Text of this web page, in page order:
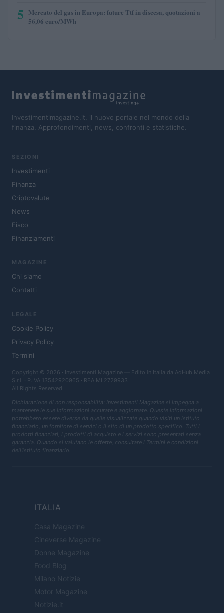
5 Mercato del gas in Europa: future Ttf in discesa, quotazioni a
56,06 euro/MWh
Investimentimagazine.it, il nuovo portale nel mondo della
finanza. Approfondimenti, news, confronti e statistiche.
SEZIONI
Investimenti
Finanza
Criptovalute
News
Fisco
Finanziamenti
MAGAZINE
Chi siamo
Contatti
LEGALE
Cookie Policy
Privacy Policy
Termini
Copyright © 2026 · Investimenti Magazine — Edito in Italia da AdHub Media
S.r.l. · P.IVA 13542920965 · REA MI 2729933
All Rights Reserved
Dichiarazione di non responsabilità: Investimenti Magazine si impegna a
mantenere le sue informazioni accurate e aggiornate. Queste informazioni
potrebbero essere diverse da quelle visualizzate quando visiti un istituto
finanziario, un fornitore di servizi o il sito di un prodotto specifico. Tutti i
prodotti finanziari, i prodotti di acquisto e i servizi sono presentati senza
garanzia. Quando si valutano le offerte, consultare i Termini e condizioni
dell'istituto finanziario.
ITALIA
Casa Magazine
Cineverse Magazine
Donne Magazine
Food Blog
Milano Notizie
Motor Magazine
Notizie.it